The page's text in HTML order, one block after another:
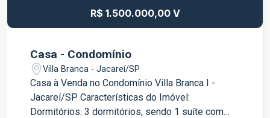
uma excelente oportunidade! Agende sua visita
agora mesmo e encante-se com cada detalhe
R$ 1.500.000,00 V
Casa - Condomínio
Villa Branca - Jacareí/SP
Casa à Venda no Condomínio Villa Branca I -
Jacareí/SP Características do Imóvel:
Dormitórios: 3 dormitórios, sendo 1 suíte com